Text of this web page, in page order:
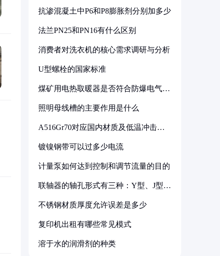
抗渗混凝土中P6和P8膨胀剂分别加多少
法兰PN25和PN16有什么区别
消费者对洗衣机的核心需求调研与分析
U型螺栓的国家标准
煤矿用电热取暖器是否符合防爆电气设
照明母线槽的主要作用是什么
A516Gr70对应国内材质及低温冲击要
镀镍钢带可以过多少电流
计量泵如何达到控制和调节流量的目的
联轴器的轴孔形式有三种：Y型、J型、
不锈钢材质厚度允许误差是多少
复印机出租有哪些常见模式
溶于水的润滑剂的种类